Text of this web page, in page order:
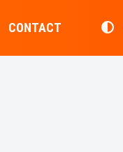
CONTACT